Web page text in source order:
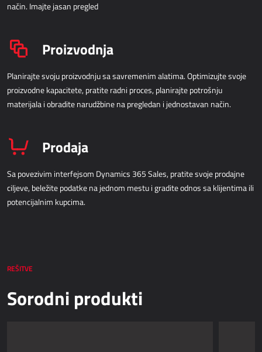
način. Imajte jasan pregled
Proizvodnja
Planirajte svoju proizvodnju sa savremenim alatima. Optimizujte svoje
proizvodne kapacitete, pratite radni proces, planirajte potrošnju
materijala i obradite narudžbine na pregledan i jednostavan način.
Prodaja
Sa povezivim interfejsom Dynamics 365 Sales, pratite svoje prodajne
ciljeve, beležite podatke na jednom mestu i gradite odnos sa klijentima ili
potencijalnim kupcima.
REŠITVE
Sorodni produkti